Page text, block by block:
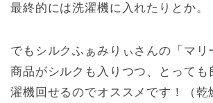
最終的には洗濯機に入れたりとか。
でもシルクふぁみりぃさんの「マリ
商品がシルクも入りつつ、とっても
濯機回せるのでオススメです！（乾